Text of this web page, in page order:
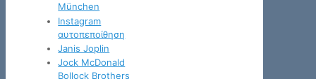
München
Instagram
αυτοπεποίθηση
Janis Joplin
Jock McDonald
Bollock Brothers